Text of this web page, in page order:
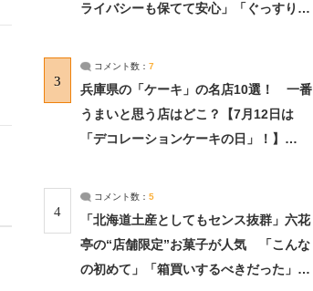
ライバシーも保てて安心」「ぐっすり眠
3
コメント数： 7
兵庫県の「ケーキ」の名店10選！ 一番
うまいと思う店はどこ？【7月12日は
「デコレーションケーキの日」！】
4
コメント数： 5
「北海道土産としてもセンス抜群」六花
亭の“店舗限定”お菓子が人気 「こんな
の初めて」「箱買いするべきだった」